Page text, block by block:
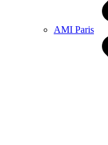
AMI Paris